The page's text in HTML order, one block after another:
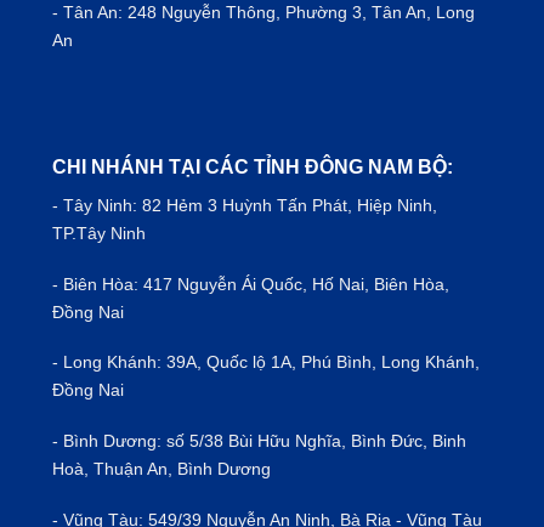
- Tân An: 248 Nguyễn Thông, Phường 3, Tân An, Long
An
CHI NHÁNH TẠI CÁC TỈNH ĐÔNG NAM BỘ:
- Tây Ninh: 82 Hẻm 3 Huỳnh Tấn Phát, Hiệp Ninh,
TP.Tây Ninh
- Biên Hòa: 417 Nguyễn Ái Quốc, Hố Nai, Biên Hòa,
Đồng Nai
- Long Khánh: 39A, Quốc lộ 1A, Phú Bình, Long Khánh,
Đồng Nai
- Bình Dương: số 5/38 Bùi Hữu Nghĩa, Bình Đức, Binh
Hoà, Thuận An, Bình Dương
- Vũng Tàu: 549/39 Nguyễn An Ninh, Bà Rịa - Vũng Tàu